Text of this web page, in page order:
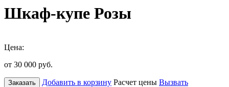
Шкаф-купе Розы
Цена:
от 30 000 руб.
Заказать Добавить в корзину Расчет цены Вызвать